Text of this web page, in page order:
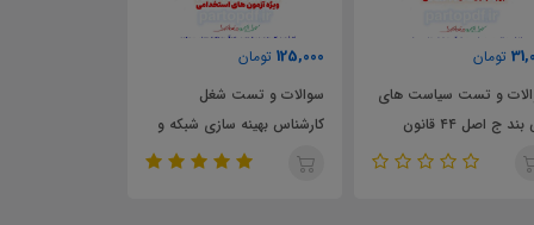
تومان
و تست سیاست های
کلی بند ج اصل ۴۴ قانون
125,000 تومان
سوالات و تست شغل
کارشناس بهینه سازی شبکه و
ارتقای بهره وری انرژی